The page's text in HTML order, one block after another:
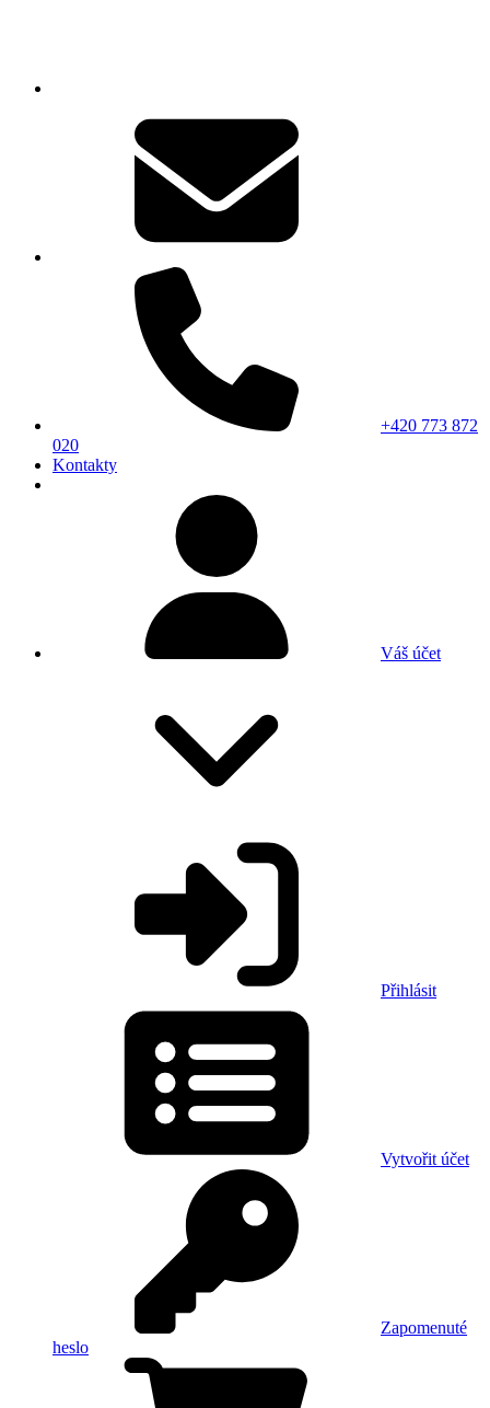
+420 773 872
020
Kontakty
Váš účet
Přihlásit
Vytvořit účet
Zapomenuté
heslo